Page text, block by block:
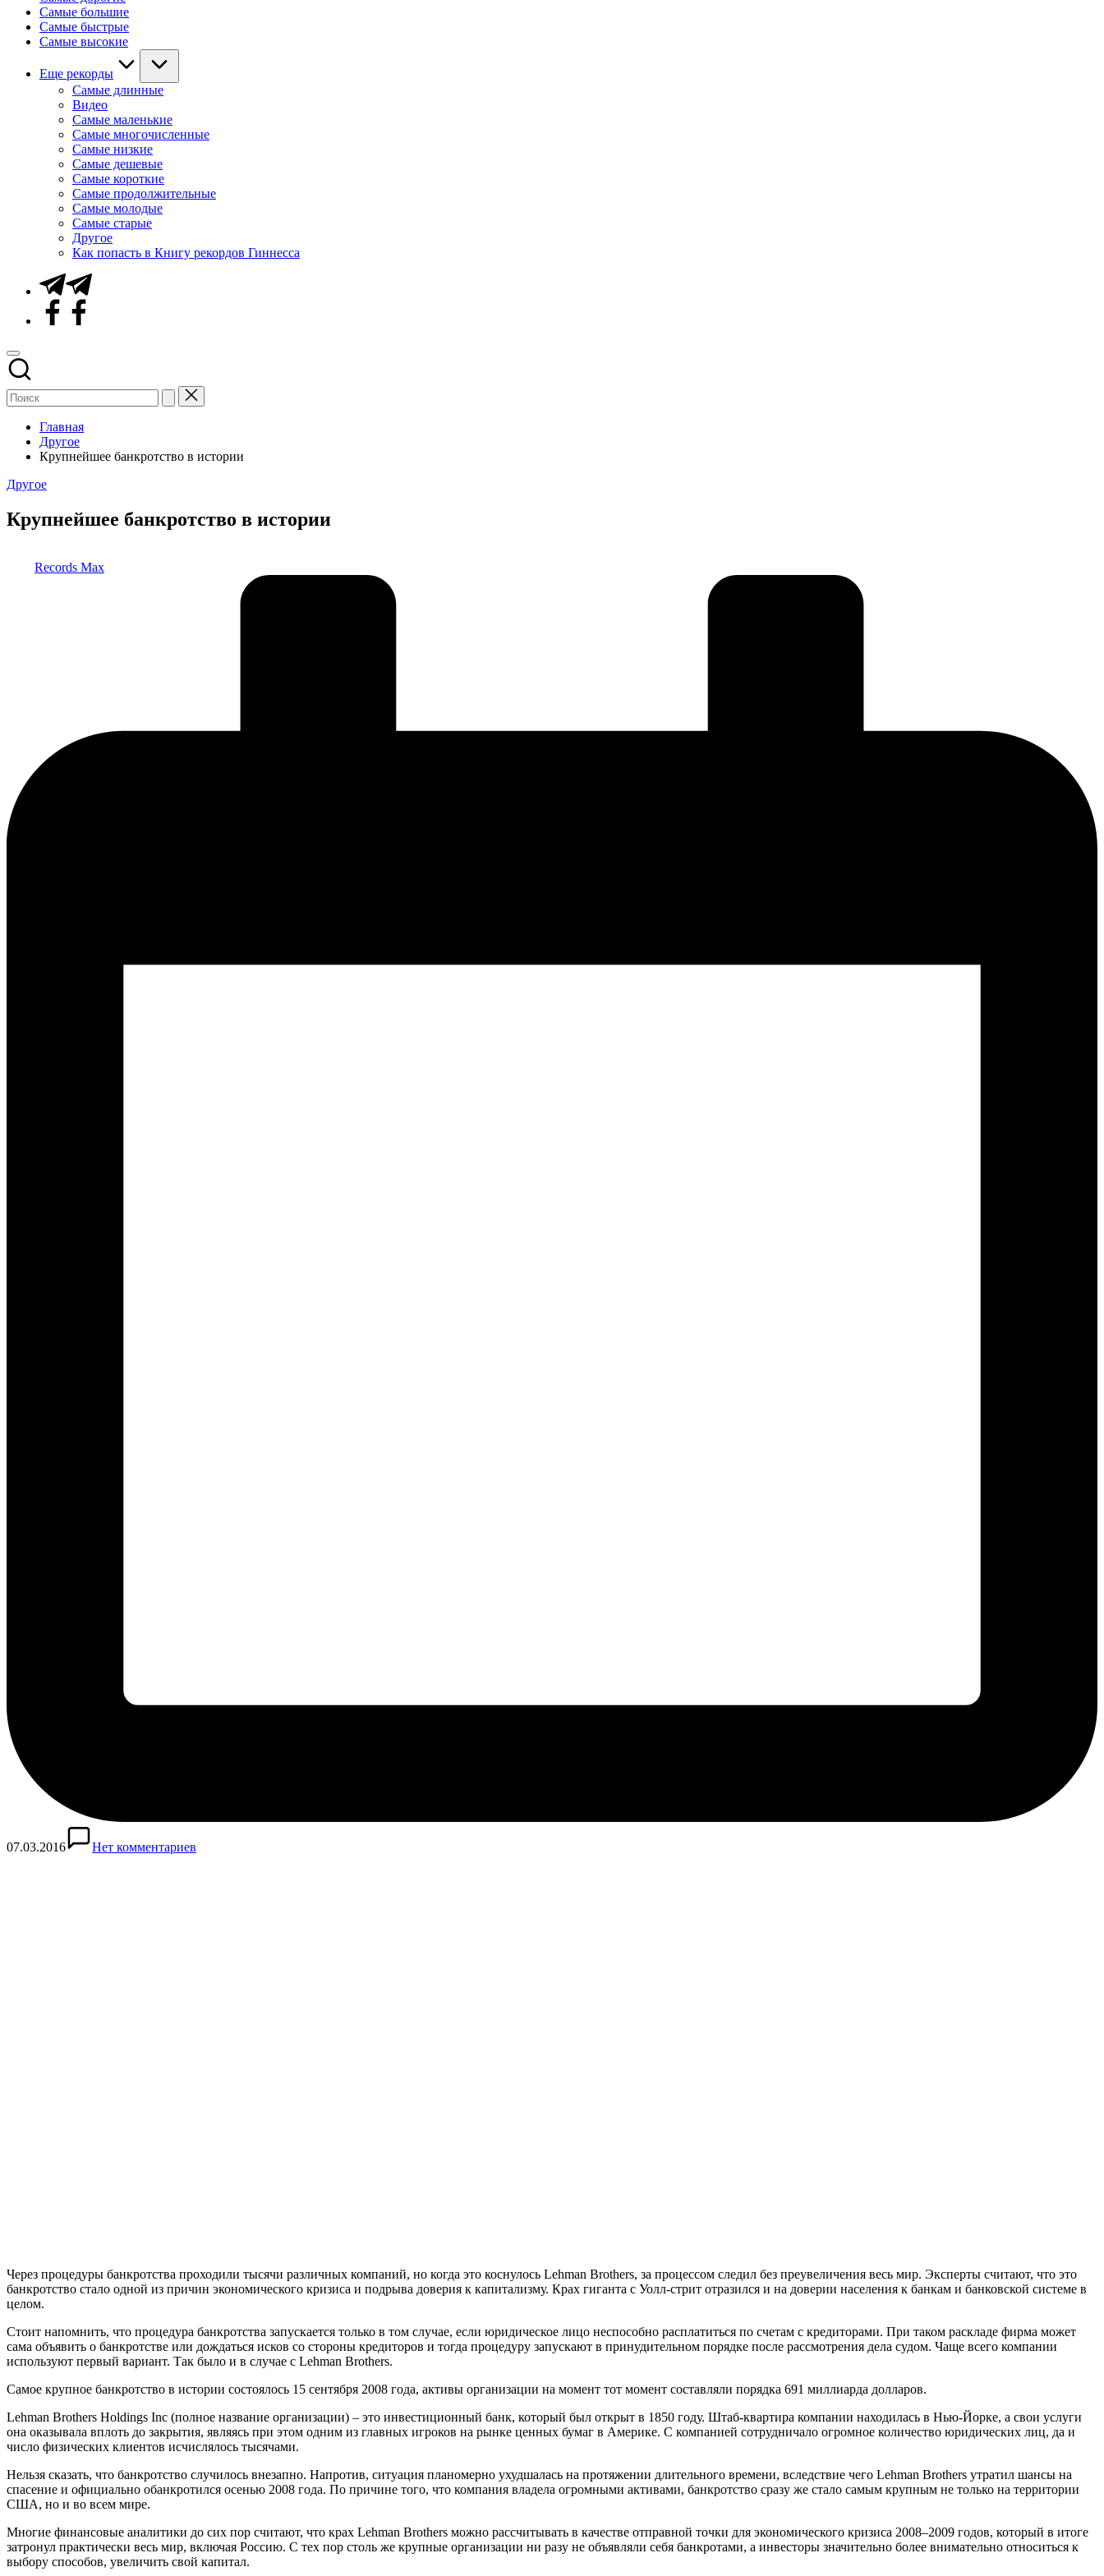
Самые большие
Самые быстрые
Самые высокие
Еще рекорды
Самые длинные
Видео
Самые маленькие
Самые многочисленные
Самые низкие
Самые дешевые
Самые короткие
Самые продолжительные
Самые молодые
Самые старые
Другое
Как попасть в Книгу рекордов Гиннесса
Telegram
Facebook
Главная
Другое
Крупнейшее банкротство в истории
Опубликовано
Другое
Крупнейшее банкротство в истории
Records Max
07.03.2016 Нет комментариев
Через процедуры банкротства проходили тысячи различных компаний, но когда это коснулось Lehman Brothers, за процессом следил без преувеличения весь мир. Эксперты считают, что это
банкротство стало одной из причин экономического кризиса и подрыва доверия к капитализму. Крах гиганта с Уолл-стрит отразился и на доверии населения к банкам и банковской системе в
целом.
Стоит напомнить, что процедура банкротства запускается только в том случае, если юридическое лицо неспособно расплатиться по счетам с кредиторами. При таком раскладе фирма может
сама объявить о банкротстве или дождаться исков со стороны кредиторов и тогда процедуру запускают в принудительном порядке после рассмотрения дела судом. Чаще всего компании
используют первый вариант. Так было и в случае с Lehman Brothers.
Самое крупное банкротство в истории состоялось 15 сентября 2008 года, активы организации на момент тот момент составляли порядка 691 миллиарда долларов.
Lehman Brothers Holdings Inc (полное название организации) – это инвестиционный банк, который был открыт в 1850 году. Штаб-квартира компании находилась в Нью-Йорке, а свои услуги
она оказывала вплоть до закрытия, являясь при этом одним из главных игроков на рынке ценных бумаг в Америке. С компанией сотрудничало огромное количество юридических лиц, да и
число физических клиентов исчислялось тысячами.
Нельзя сказать, что банкротство случилось внезапно. Напротив, ситуация планомерно ухудшалась на протяжении длительного времени, вследствие чего Lehman Brothers утратил шансы на
спасение и официально обанкротился осенью 2008 года. По причине того, что компания владела огромными активами, банкротство сразу же стало самым крупным не только на территории
США, но и во всем мире.
Многие финансовые аналитики до сих пор считают, что крах Lehman Brothers можно рассчитывать в качестве отправной точки для экономического кризиса 2008–2009 годов, который в итоге
затронул практически весь мир, включая Россию. С тех пор столь же крупные организации ни разу не объявляли себя банкротами, а инвесторы значительно более внимательно относиться к
выбору способов, увеличить свой капитал.